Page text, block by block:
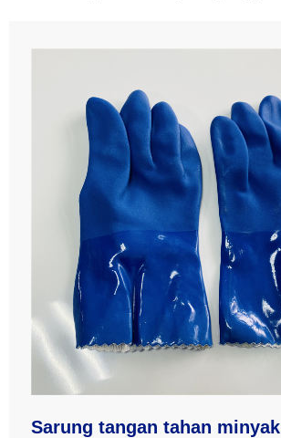
Sarung tangan tahan minyak